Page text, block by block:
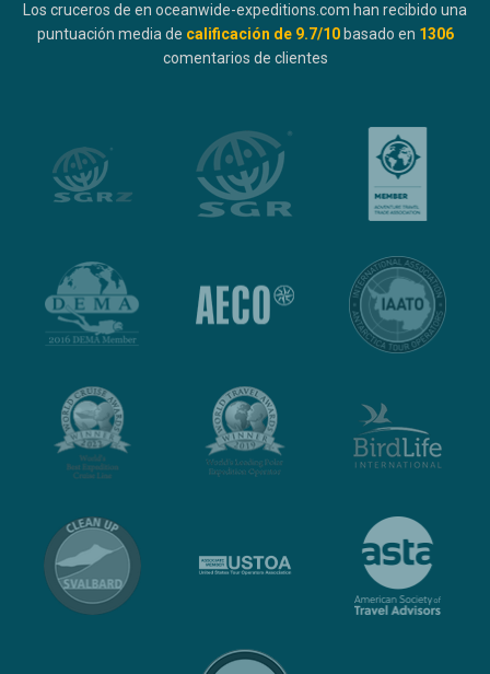
Los cruceros de en oceanwide-expeditions.com han recibido una
puntuación media de calificación de 9.7/10 basado en 1306
comentarios de clientes